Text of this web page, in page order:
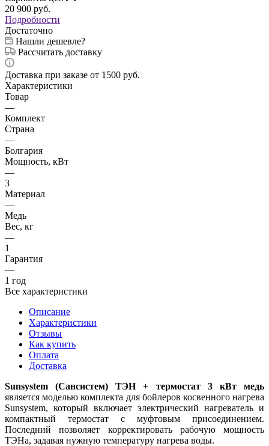
20 900 руб.
Подробности
Достаточно
Нашли дешевле?
Рассчитать доставку
Доставка при заказе от 1500 руб.
Характеристики
Товар
—
Комплект
Страна
—
Болгария
Мощность, кВт
—
3
Материал
—
Медь
Вес, кг
—
1
Гарантия
—
1 год
Все характеристики
Описание
Характеристики
Отзывы
Как купить
Оплата
Доставка
Sunsystem (Сансистем) ТЭН + термостат 3 кВт медь
является моделью комплекта для бойлеров косвенного нагрева
Sunsystem, который включает электрический нагреватель и
компактный термостат с муфтовым присоединением.
Последний позволяет корректировать рабочую мощность
ТЭНа, задавая нужную температуру нагрева воды.